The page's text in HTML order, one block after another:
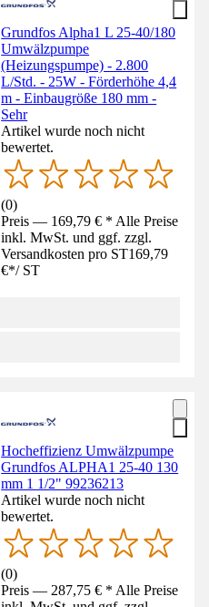
Grundfos Alpha1 L 25-40/180
Umwälzpumpe
(Heizungspumpe) - 2.800
L/Std. - 25W - Förderhöhe 4,4
m - Einbaugröße 180 mm -
Sehr
Artikel wurde noch nicht
bewertet.
(0)
Preis — 169,79 € * Alle Preise
inkl. MwSt. und ggf. zzgl.
Versandkosten pro ST169,79
€*/ ST
Hocheffizienz Umwälzpumpe
Grundfos ALPHA1 25-40 130
mm 1 1/2" 99236213
Artikel wurde noch nicht
bewertet.
(0)
Preis — 287,75 € * Alle Preise